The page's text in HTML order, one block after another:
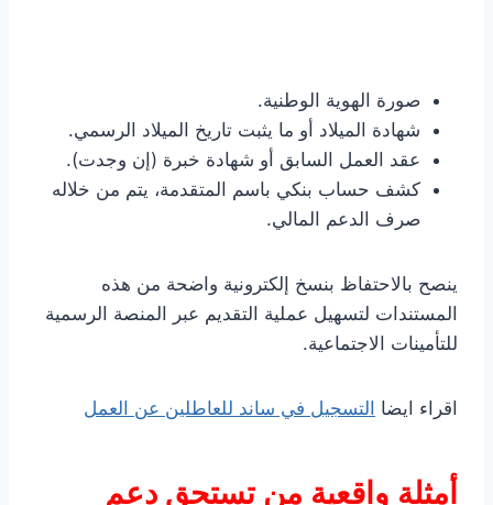
صورة الهوية الوطنية.
شهادة الميلاد أو ما يثبت تاريخ الميلاد الرسمي.
عقد العمل السابق أو شهادة خبرة (إن وجدت).
كشف حساب بنكي باسم المتقدمة، يتم من خلاله
صرف الدعم المالي.
ينصح بالاحتفاظ بنسخ إلكترونية واضحة من هذه
المستندات لتسهيل عملية التقديم عبر المنصة الرسمية
للتأمينات الاجتماعية.
اقراء ايضا التسجيل في ساند للعاطلين عن العمل
أمثلة واقعية من تستحق دعم